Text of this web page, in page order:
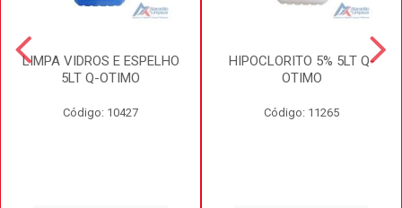
LIMPA VIDROS E ESPELHO
5LT Q-OTIMO
Código: 10427
HIPOCLORITO 5% 5LT Q-
OTIMO
Código: 11265